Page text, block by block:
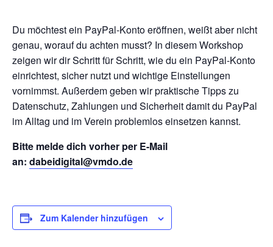
Du möchtest ein PayPal-Konto eröffnen, weißt aber nicht
genau, worauf du achten musst? In diesem Workshop
zeigen wir dir Schritt für Schritt, wie du ein PayPal-Konto
einrichtest, sicher nutzt und wichtige Einstellungen
vornimmst. Außerdem geben wir praktische Tipps zu
Datenschutz, Zahlungen und Sicherheit damit du PayPal
im Alltag und im Verein problemlos einsetzen kannst.
Bitte melde dich vorher per E-Mail
an: dabeidigital@vmdo.de
Zum Kalender hinzufügen